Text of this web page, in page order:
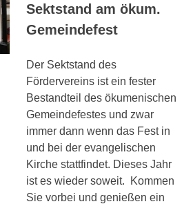
Sektstand am ökum.
Gemeindefest
Der Sektstand des
Fördervereins ist ein fester
Bestandteil des ökumenischen
Gemeindefestes und zwar
immer dann wenn das Fest in
und bei der evangelischen
Kirche stattfindet. Dieses Jahr
ist es wieder soweit. Kommen
Sie vorbei und genießen ein